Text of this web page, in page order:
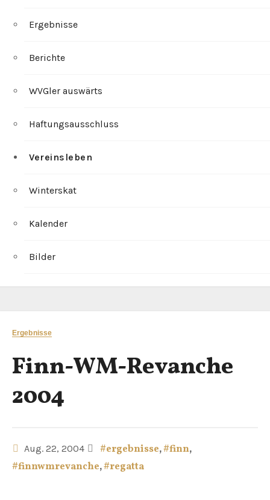
Ergebnisse
Berichte
WVGler auswärts
Haftungsausschluss
Vereinsleben
Winterskat
Kalender
Bilder
Ergebnisse
Finn-WM-Revanche
2004
Aug. 22, 2004 #ergebnisse,#finn,
#finnwmrevanche,#regatta